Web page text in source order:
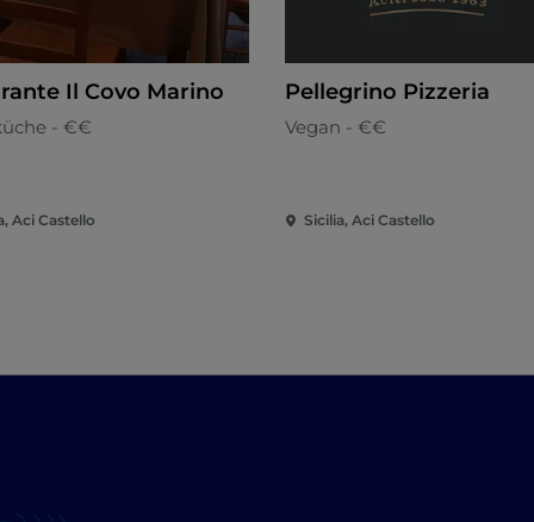
Il Covo Marino
- €€
Aci Castello
Pellegrino Pizzeria
Vegan - €€
Sicilia, Aci Castello